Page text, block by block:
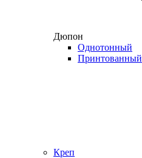
Дюпон
Однотонный
Принтованный
Креп